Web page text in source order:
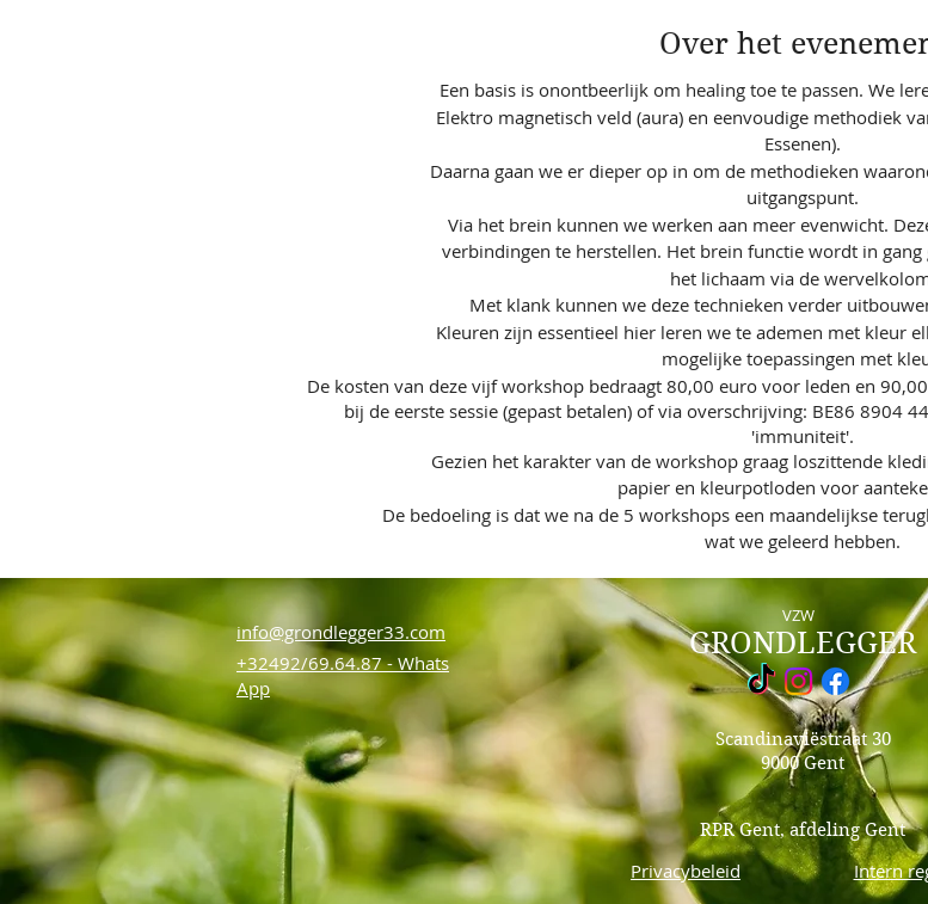
Over het
Een basis is onontbeerlijk om healing toe te passen. We
Elektro magnetisch veld (aura) en eenvoudige methodiek
Essenen).
Daarna gaan we er dieper op in om de methodieken
uitgangspunt.
Via het brein kunnen we werken aan meer evenwicht.
verbindingen te herstellen. Het brein functie wordt in
het lichaam via de
Met klank kunnen we deze technieken verder
Kleuren zijn essentieel hier leren we te ademen met kleur
mogelijke toepassingen met
De kosten van deze vijf workshop bedraagt 80,00 euro voor leden en
bij de eerste sessie (gepast betalen) of via overschrijving: BE86 8904
'immuniteit'.
Gezien het karakter van de workshop graag loszittende
papier en kleurpotloden voor
De bedoeling is dat we na de 5 workshops een maandelijkse
wat we geleerd hebben.
info@grondlegger33.com
+32492/69.64.87 - Whats
App
VZW
GRONDLEGGER
Scandinaviëstraat 30
9000 Gent
RPR Gent, afdeling Gent
Privacybeleid Intern